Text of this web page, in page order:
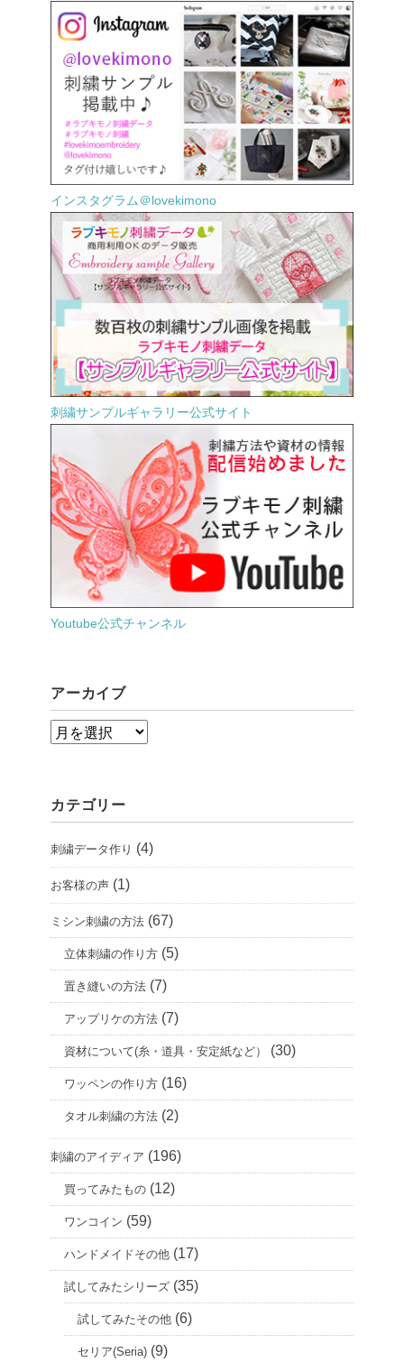
インスタグラム＠lovekimono
刺繍サンプルギャラリー公式サイト
Youtube公式チャンネル
アーカイブ
ア
イ
ブ
カテゴリー
刺繍データ作り (4)
お客様の声 (1)
ミシン刺繍の方法 (67)
立体刺繍の作り方 (5)
置き縫いの方法 (7)
アップリケの方法 (7)
資材について(糸・道具・安定紙など） (30)
ワッペンの作り方 (16)
タオル刺繍の方法 (2)
刺繍のアイディア (196)
買ってみたもの (12)
ワンコイン (59)
ハンドメイドその他 (17)
試してみたシリーズ (35)
試してみたその他 (6)
セリア(Seria) (9)